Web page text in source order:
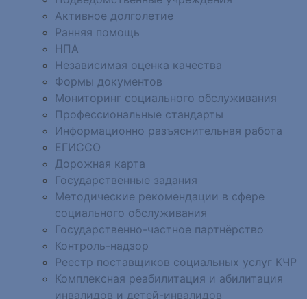
Активное долголетие
Ранняя помощь
НПА
Независимая оценка качества
Формы документов
Мониторинг социального обслуживания
Профессиональные стандарты
Информационно разъяснительная работа
ЕГИССО
Дорожная карта
Государственные задания
Методические рекомендации в сфере
социального обслуживания
Государственно-частное партнёрство
Контроль-надзор
Реестр поставщиков социальных услуг КЧР
Комплексная реабилитация и абилитация
инвалидов и детей-инвалидов